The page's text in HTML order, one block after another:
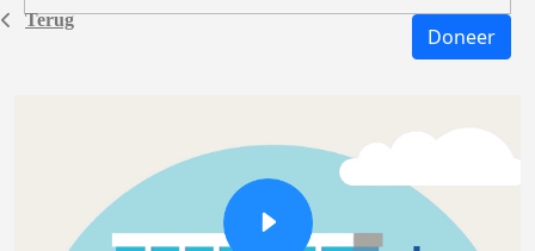
Terug
Doneer